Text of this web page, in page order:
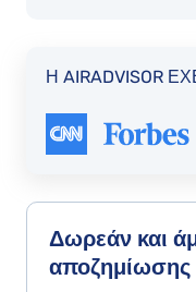
of
flight
cancellations
than
a
year
Η AIRADVISOR
Δωρεάν και
αποζημίωσης